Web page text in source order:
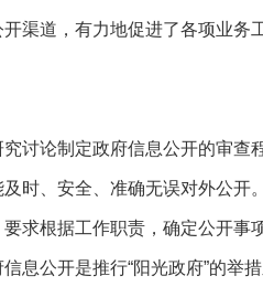
渠道，有力地促进了各项业务
讨论制定政府信息公开的审查
时、安全、准确无误对外公开
求根据工作职责，确定公开事
息公开是推行“阳光政府”的举